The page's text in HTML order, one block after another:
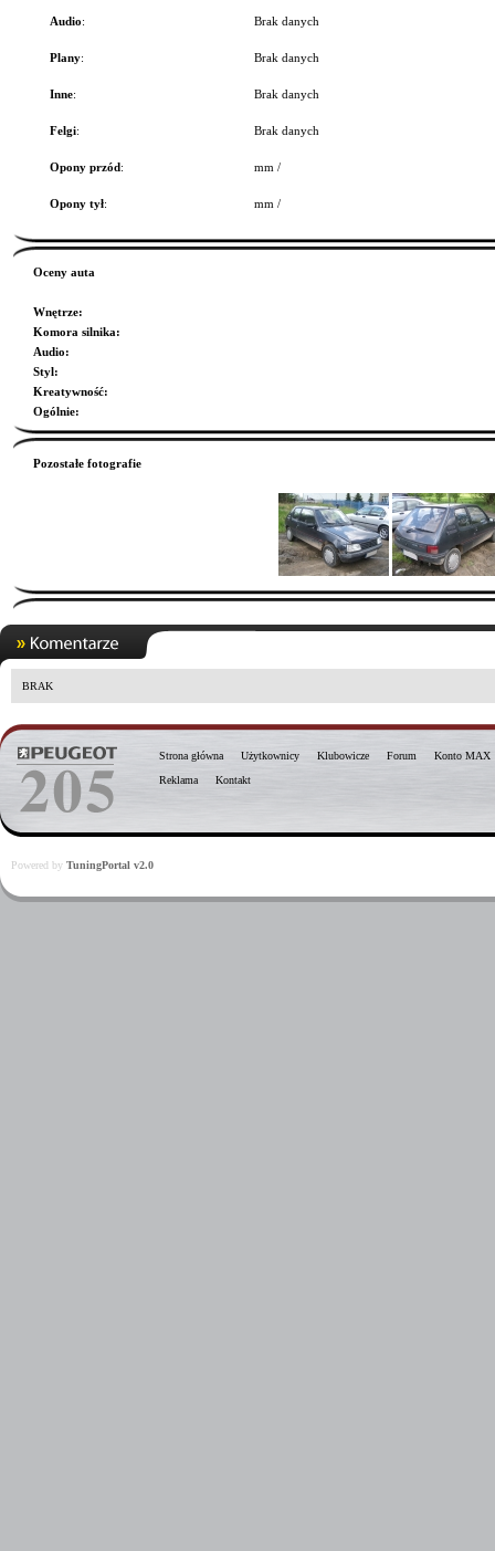
Audio: Brak danych
Plany: Brak danych
Inne: Brak danych
Felgi: Brak danych
Opony przód: mm /
Opony tył: mm /
Oceny auta
Wnętrze:
Komora silnika:
Audio:
Styl:
Kreatywność:
Ogólnie:
Pozostałe fotografie
BRAK
Strona główna Użytkownicy Klubowicze Forum
Konto MAX
Reklama
Kontakt
Powered by TuningPortal v2.0